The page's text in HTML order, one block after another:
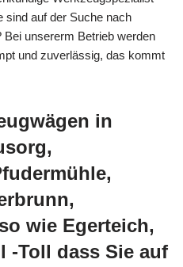
sind auf der Suche nach
unsererm Betrieb werden
und zuverlässig, das kommt
in
wie Egerteich,
-Toll dass Sie auf